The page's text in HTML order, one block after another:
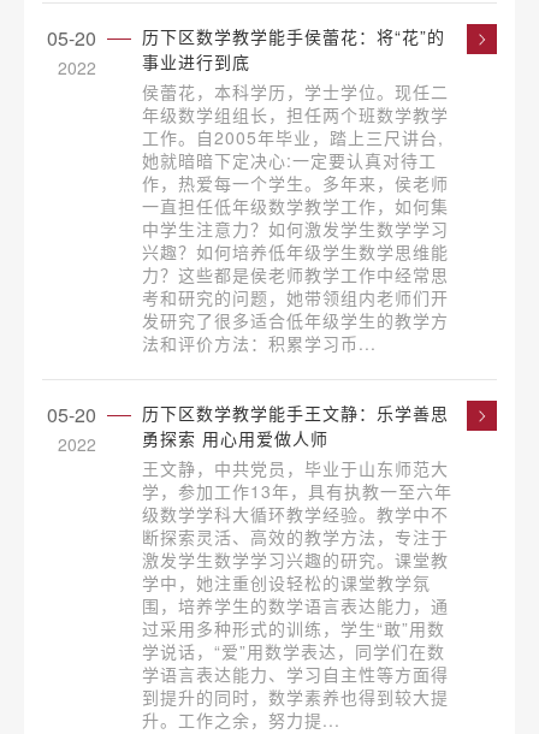
05-20
2022
历下区数学教学能手侯蕾花：将“花”的
事业进行到底
侯蕾花，本科学历，学士学位。现任二
年级数学组组长，担任两个班数学教学
工作。自2005年毕业，踏上三尺讲台,
她就暗暗下定决心:一定要认真对待工
作，热爱每一个学生。多年来，侯老师
一直担任低年级数学教学工作，如何集
中学生注意力？如何激发学生数学学习
兴趣？如何培养低年级学生数学思维能
力？这些都是侯老师教学工作中经常思
考和研究的问题，她带领组内老师们开
发研究了很多适合低年级学生的教学方
法和评价方法：积累学习币...
05-20
2022
历下区数学教学能手王文静：乐学善思
勇探索 用心用爱做人师
王文静，中共党员，毕业于山东师范大
学，参加工作13年，具有执教一至六年
级数学学科大循环教学经验。教学中不
断探索灵活、高效的教学方法，专注于
激发学生数学学习兴趣的研究。课堂教
学中，她注重创设轻松的课堂教学氛
围，培养学生的数学语言表达能力，通
过采用多种形式的训练，学生“敢”用数
学说话，“爱”用数学表达，同学们在数
学语言表达能力、学习自主性等方面得
到提升的同时，数学素养也得到较大提
升。工作之余，努力提...